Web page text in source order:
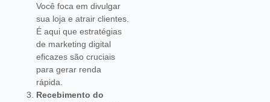
Você foca em divulgar
sua loja e atrair clientes.
É aqui que estratégias
de marketing digital
eficazes são cruciais
para gerar renda
rápida.
Recebimento do